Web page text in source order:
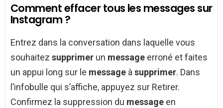
Comment effacer tous les messages sur
Instagram ?
Entrez dans la conversation dans laquelle vous
souhaitez supprimer un message erroné et faites
un appui long sur le message à supprimer. Dans
l’infobulle qui s’affiche, appuyez sur Retirer.
Confirmez la suppression du message en